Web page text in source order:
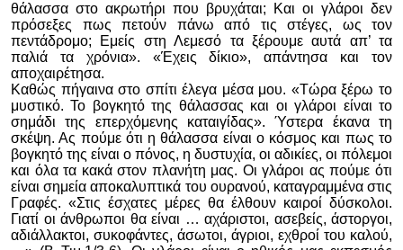
θάλασσα στο ακρωτήρι που βρυχάται; Και οι γλάροι δεν
πρόσεξες πως πετούν πάνω από τις στέγες, ως τον
πεντάδρομο; Εμείς στη Λεμεσό τα ξέρουμε αυτά απ’ τα
παλιά τα χρόνια». «Έχεις δίκιο», απάντησα και τον
αποχαιρέτησα.
Καθώς πήγαινα στο σπίτι έλεγα μέσα μου. «Τώρα ξέρω το
μυστικό. Το βογκητό της θάλασσας και οι γλάροι είναι το
σημάδι της επερχόμενης καταιγίδας». Ύστερα έκανα τη
σκέψη. Ας πούμε ότι η θάλασσα είναι ο κόσμος και πως το
βογκητό της είναι ο πόνος, η δυστυχία, οι αδικίες, οι πόλεμοι
και όλα τα κακά στον πλανήτη μας. Οι γλάροι ας πούμε ότι
είναι σημεία αποκαλυπτικά του ουρανού, καταγραμμένα στις
Γραφές. «Στις έσχατες μέρες θα έλθουν καιροί δύσκολοι.
Γιατί οι άνθρωποι θα είναι … αχάριστοι, ασεβείς, άστοργοι,
αδιάλλακτοι, συκοφάντες, άσωτοι, άγριοι, εχθροί του καλού,